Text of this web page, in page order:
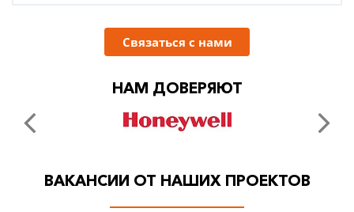
Связаться с нами
НАМ ДОВЕРЯЮТ
ВАКАНСИИ ОТ НАШИХ ПРОЕКТОВ